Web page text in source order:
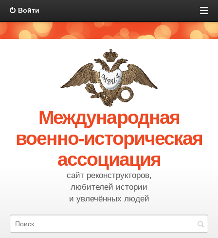
Войти
Международная
военно-историческая
ассоциация
сайт реконструкторов,
любителей истории
и увлечённых людей